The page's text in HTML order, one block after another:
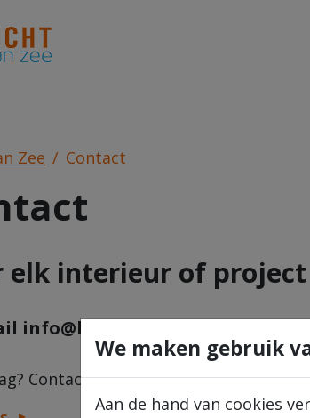
Zee Contact
elk interieur of
info@lichtaanzee.be
Contacteer ons.
We maken gebruik
Aan de hand van cookies